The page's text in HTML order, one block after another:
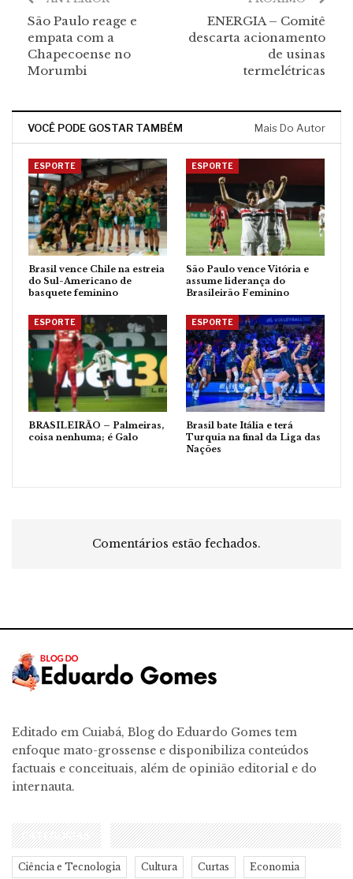
São Paulo reage e
empata com a
Chapecoense no
Morumbi
ENERGIA – Comitê
descarta acionamento
de usinas
termelétricas
VOCÊ PODE GOSTAR TAMBÉM Mais Do Autor
ESPORTE
Brasil vence Chile na estreia
do Sul-Americano de
basquete feminino
ESPORTE
São Paulo vence Vitória e
assume liderança do
Brasileirão Feminino
ESPORTE
BRASILEIRÃO – Palmeiras,
coisa nenhuma; é Galo
ESPORTE
Brasil bate Itália e terá
Turquia na final da Liga das
Nações
Comentários estão fechados.
Editado em Cuiabá, Blog do Eduardo Gomes tem
enfoque mato-grossense e disponibiliza conteúdos
factuais e conceituais, além de opinião editorial e do
internauta.
CATEGORIAS
Ciência e Tecnologia Cultura Curtas Economia